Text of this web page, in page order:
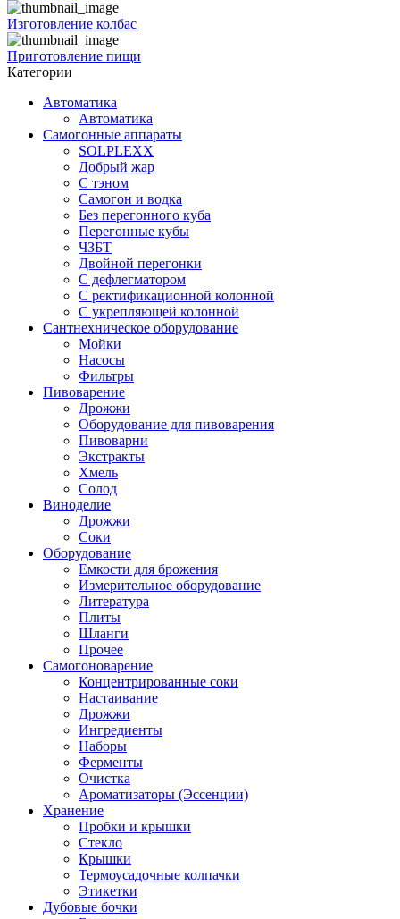
Изготовление колбас
Приготовление пищи
Категории
Автоматика
Автоматика
Самогонные аппараты
SOLPLEXX
Добрый жар
С тэном
Самогон и водка
Без перегонного куба
Перегонные кубы
ЧЗБТ
Двойной перегонки
С дефлегматором
С ректификационной колонной
С укрепляющей колонной
Сантнехническое оборудование
Мойки
Насосы
Фильтры
Пивоварение
Дрожжи
Оборудование для пивоварения
Пивоварни
Экстракты
Хмель
Солод
Виноделие
Дрожжи
Соки
Оборудование
Емкости для брожения
Измерительное оборудование
Литература
Плиты
Шланги
Прочее
Самогоноварение
Концентрированные соки
Настаивание
Дрожжи
Ингредиенты
Наборы
Ферменты
Очистка
Ароматизаторы (Эссенции)
Хранение
Пробки и крышки
Стекло
Крышки
Термоусадочные колпачки
Этикетки
Дубовые бочки